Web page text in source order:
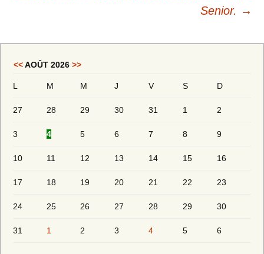
Senior. →
<<AOÛT 2026 >>
L M M J V S D
27 28 29 30 31 1 2
3 4 5 6 7 8 9
10 11 12 13 14 15 16
17 18 19 20 21 22 23
24 25 26 27 28 29 30
31 1 2 3 4 5 6